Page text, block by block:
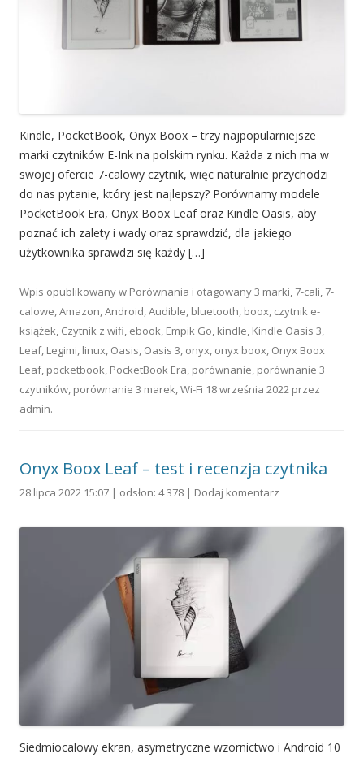
Kindle, PocketBook, Onyx Boox – trzy najpopularniejsze
marki czytników E-Ink na polskim rynku. Każda z nich ma w
swojej ofercie 7-calowy czytnik, więc naturalnie przychodzi
do nas pytanie, który jest najlepszy? Porównamy modele
PocketBook Era, Onyx Boox Leaf oraz Kindle Oasis, aby
poznać ich zalety i wady oraz sprawdzić, dla jakiego
użytkownika sprawdzi się każdy […]
Wpis opublikowany w Porównania i otagowany3 marki 7-cali 7-
calowe Amazon Android Audible bluetooth boox czytnik e-
książek Czytnik z wifi ebook Empik Go kindle Kindle Oasis 3
Leaf, Legimi linux Oasis Oasis 3 onyx onyx boox Onyx Boox
Leaf, pocketbook PocketBook Era porównanie porównanie 3
czytników porównanie 3 marek Wi-Fi 18 września 2022 przez
admin.
Onyx Boox Leaf – test i recenzja czytnika
28 lipca 2022 15:07 | odsłon: 4 378 | Dodaj komentarz
Siedmiocalowy ekran, asymetryczne wzornictwo i Android 10